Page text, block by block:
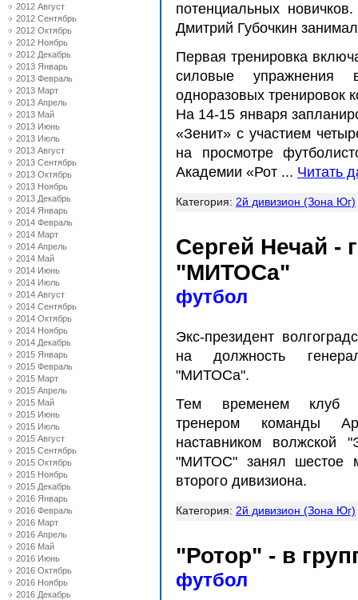
2012 Август
2012 Сентябрь
2012 Октябрь
2012 Ноябрь
2012 Декабрь
2013 Январь
2013 Февраль
2013 Март
2013 Апрель
2013 Май
2013 Июнь
2013 Июль
2013 Август
2013 Сентябрь
2013 Октябрь
2013 Ноябрь
2013 Декабрь
2014 Январь
2014 Февраль
2014 Март
2014 Апрель
2014 Май
2014 Июнь
2014 Июль
2014 Август
2014 Сентябрь
2014 Октябрь
2014 Ноябрь
2014 Декабрь
2015 Январь
2015 Февраль
2015 Март
2015 Апрель
2015 Май
2015 Июнь
2015 Июль
2015 Август
2015 Сентябрь
2015 Октябрь
2015 Ноябрь
2015 Декабрь
2016 Январь
2016 Февраль
2016 Март
2016 Апрель
2016 Май
2016 Июнь
2016 Октябрь
2016 Ноябрь
2016 Декабрь
потенциальных
Дмитрий Губочкин
Первая тренировка
силовые
одноразовых тренировок
На 14-15 января
«Зенит» с участием
на просмотре
Академии «Рот ... Читать
Категория: 2й дивизион (Зона Юг)
Сергей Нечай -
"МИТОСа"
футбол
Экс-президент
на должность
"МИТОСа".
Тем временем клуб
тренером команды
наставником волжской
"МИТОС" занял шестое
второго дивизиона.
Категория: 2й дивизион (Зона Юг)
"Ротор" - в
футбол